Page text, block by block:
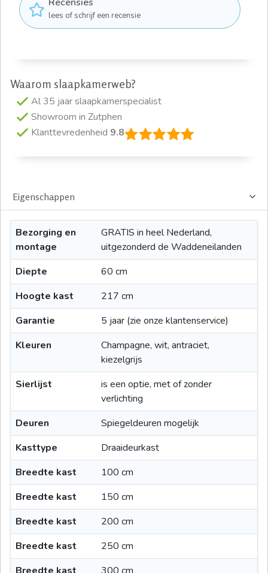
lees of schrijf een recensie
Waarom slaapkamerweb?
Al 35 jaar slaapkamerspecialist
Showroom in Zutphen
Klanttevredenheid 9.8
Eigenschappen
Bezorging en
montage
GRATIS in heel Nederland,
uitgezonderd de Waddeneilanden
Diepte
60 cm
Hoogte kast
217 cm
Garantie
5 jaar (zie onze klantenservice)
Kleuren
Champagne, wit, antraciet,
kiezelgrijs
Sierlijst
is een optie, met of zonder
verlichting
Deuren
Spiegeldeuren mogelijk
Kasttype
Draaideurkast
Breedte kast
100 cm
Breedte kast
150 cm
Breedte kast
200 cm
Breedte kast
250 cm
Breedte kast
300 cm